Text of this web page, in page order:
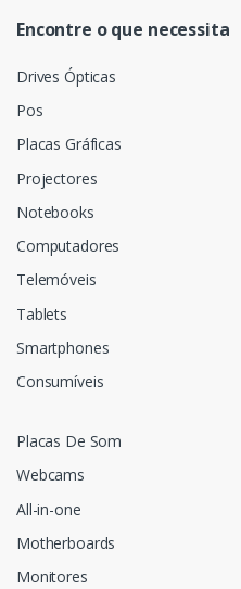
Encontre o que necessita
Drives Ópticas
Pos
Placas Gráficas
Projectores
Notebooks
Computadores
Telemóveis
Tablets
Smartphones
Consumíveis
Placas De Som
Webcams
All-in-one
Motherboards
Monitores